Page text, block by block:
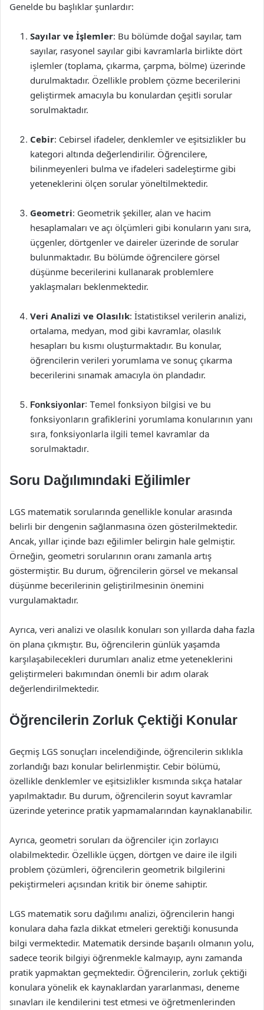
Genelde bu başlıklar şunlardır:
Sayılar ve İşlemler: Bu bölümde doğal sayılar, tam
sayılar, rasyonel sayılar gibi kavramlarla birlikte dört
işlemler (toplama, çıkarma, çarpma, bölme) üzerinde
durulmaktadır. Özellikle problem çözme becerilerini
geliştirmek amacıyla bu konulardan çeşitli sorular
sorulmaktadır.
Cebir: Cebirsel ifadeler, denklemler ve eşitsizlikler bu
kategori altında değerlendirilir. Öğrencilere,
bilinmeyenleri bulma ve ifadeleri sadeleştirme gibi
yeteneklerini ölçen sorular yöneltilmektedir.
Geometri: Geometrik şekiller, alan ve hacim
hesaplamaları ve açı ölçümleri gibi konuların yanı sıra,
üçgenler, dörtgenler ve daireler üzerinde de sorular
bulunmaktadır. Bu bölümde öğrencilere görsel
düşünme becerilerini kullanarak problemlere
yaklaşmaları beklenmektedir.
Veri Analizi ve Olasılık: İstatistiksel verilerin analizi,
ortalama, medyan, mod gibi kavramlar, olasılık
hesapları bu kısmı oluşturmaktadır. Bu konular,
öğrencilerin verileri yorumlama ve sonuç çıkarma
becerilerini sınamak amacıyla ön plandadır.
Fonksiyonlar: Temel fonksiyon bilgisi ve bu
fonksiyonların grafiklerini yorumlama konularının yanı
sıra, fonksiyonlarla ilgili temel kavramlar da
sorulmaktadır.
Soru Dağılımındaki Eğilimler
LGS matematik sorularında genellikle konular arasında
belirli bir dengenin sağlanmasına özen gösterilmektedir.
Ancak, yıllar içinde bazı eğilimler belirgin hale gelmiştir.
Örneğin, geometri sorularının oranı zamanla artış
göstermiştir. Bu durum, öğrencilerin görsel ve mekansal
düşünme becerilerinin geliştirilmesinin önemini
vurgulamaktadır.
Ayrıca, veri analizi ve olasılık konuları son yıllarda daha fazla
ön plana çıkmıştır. Bu, öğrencilerin günlük yaşamda
karşılaşabilecekleri durumları analiz etme yeteneklerini
geliştirmeleri bakımından önemli bir adım olarak
değerlendirilmektedir.
Öğrencilerin Zorluk Çektiği Konular
Geçmiş LGS sonuçları incelendiğinde, öğrencilerin sıklıkla
zorlandığı bazı konular belirlenmiştir. Cebir bölümü,
özellikle denklemler ve eşitsizlikler kısmında sıkça hatalar
yapılmaktadır. Bu durum, öğrencilerin soyut kavramlar
üzerinde yeterince pratik yapmamalarından kaynaklanabilir.
Ayrıca, geometri soruları da öğrenciler için zorlayıcı
olabilmektedir. Özellikle üçgen, dörtgen ve daire ile ilgili
problem çözümleri, öğrencilerin geometrik bilgilerini
pekiştirmeleri açısından kritik bir öneme sahiptir.
LGS matematik soru dağılımı analizi, öğrencilerin hangi
konulara daha fazla dikkat etmeleri gerektiği konusunda
bilgi vermektedir. Matematik dersinde başarılı olmanın yolu,
sadece teorik bilgiyi öğrenmekle kalmayıp, aynı zamanda
pratik yapmaktan geçmektedir. Öğrencilerin, zorluk çektiği
konulara yönelik ek kaynaklardan yararlanması, deneme
sınavları ile kendilerini test etmesi ve öğretmenlerinden